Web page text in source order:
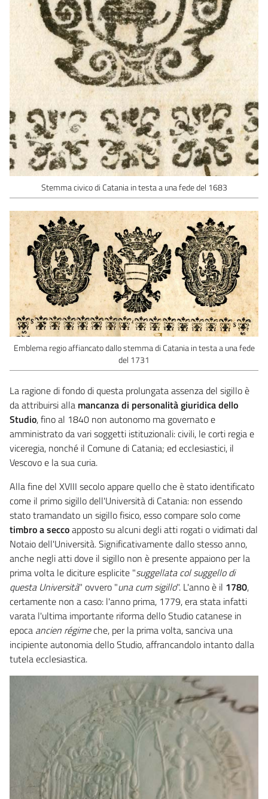
Stemma civico di Catania in testa a una fede del 1683
Emblema regio affiancato dallo stemma di Catania in testa a una fede
del 1731
La ragione di fondo di questa prolungata assenza del sigillo è
da attribuirsi alla mancanza di personalità giuridica dello
Studio, fino al 1840 non autonomo ma governato e
amministrato da vari soggetti istituzionali: civili, le corti regia e
viceregia, nonché il Comune di Catania; ed ecclesiastici, il
Vescovo e la sua curia.
Alla fine del XVIII secolo appare quello che è stato identificato
come il primo sigillo dell'Università di Catania: non essendo
stato tramandato un sigillo fisico, esso compare solo come
timbro a seccoapposto su alcuni degli atti rogati o vidimati dal
Notaio dell'Università. Significativamente dallo stesso anno,
anche negli atti dove il sigillo non è presente appaiono per la
prima volta le diciture esplicite "suggellata col suggello di
questa Università" ovvero "una cum sigillo". L'anno è il 1780,
certamente non a caso: l'anno prima, 1779, era stata infatti
varata l'ultima importante riforma dello Studio catanese in
epoca ancien régimeche, per la prima volta, sanciva una
incipiente autonomia dello Studio, affrancandolo intanto dalla
tutela ecclesiastica.